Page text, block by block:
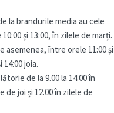
la brandurile media au cele
și 13:00, în zilele de marți.
între orele 11:00 și
14:00 joia.
de la 9.00 la 14.00 în
de joi și 12.00 în zilele de